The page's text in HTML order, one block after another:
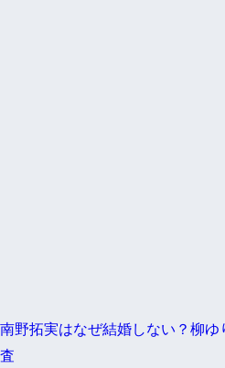
南野拓実はなぜ結婚しない？柳
査